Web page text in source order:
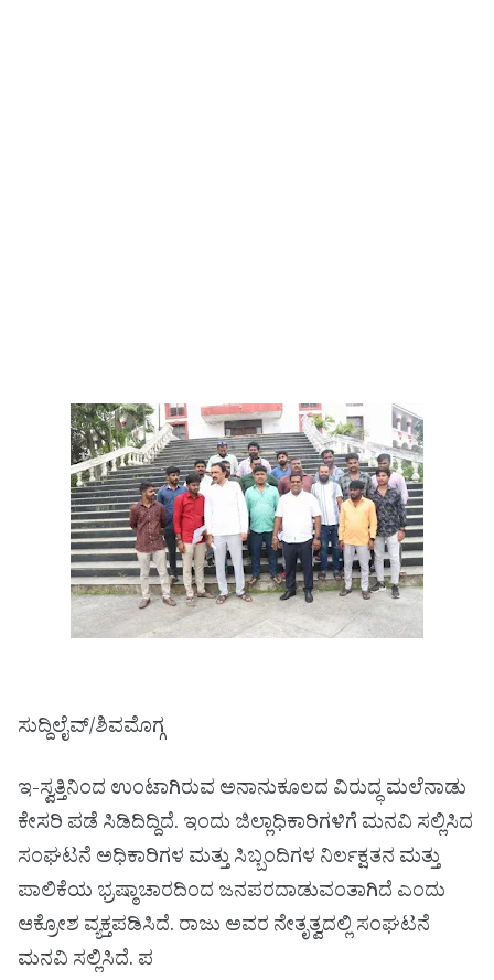
ಸುದ್ದಿಲೈವ್/ಶಿವಮೊಗ್ಗ
ಇ-ಸ್ವತ್ತಿನಿಂದ ಉಂಟಾಗಿರುವ ಅನಾನುಕೂಲದ ವಿರುದ್ಧ ಮಲೆನಾಡು
ಕೇಸರಿ ಪಡೆ ಸಿಡಿದಿದ್ದಿದೆ. ಇಂದು ಜಿಲ್ಲಾಧಿಕಾರಿಗಳಿಗೆ ಮನವಿ ಸಲ್ಲಿಸಿದ
ಸಂಘಟನೆ ಅಧಿಕಾರಿಗಳ ಮತ್ತು ಸಿಬ್ಬಂದಿಗಳ ನಿರ್ಲಕ್ಷತನ ಮತ್ತು
ಪಾಲಿಕೆಯ ಭ್ರಷ್ಠಾಚಾರದಿಂದ ಜನಪರದಾಡುವಂತಾಗಿದೆ ಎಂದು
ಆಕ್ರೋಶ ವ್ಯಕ್ತಪಡಿಸಿದೆ. ರಾಜು ಅವರ ನೇತೃತ್ವದಲ್ಲಿ ಸಂಘಟನೆ
ಮನವಿ ಸಲ್ಲಿಸಿದೆ. ಪ